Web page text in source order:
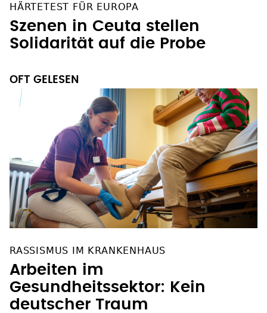
HÄRTETEST FÜR EUROPA
Szenen in Ceuta stellen
Solidarität auf die Probe
OFT GELESEN
RASSISMUS IM KRANKENHAUS
Arbeiten im
Gesundheitssektor: Kein
deutscher Traum